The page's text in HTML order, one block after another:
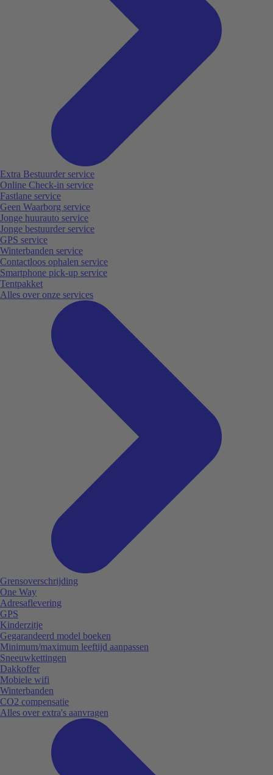
Extra Bestuurder service
Online Check-in service
Fastlane service
Geen Waarborg service
Jonge huurauto service
Jonge bestuurder service
GPS service
Winterbanden service
Contactloos ophalen service
Smartphone pick-up service
Tentpakket
Alles over onze services
Grensoverschrijding
One Way
Adresaflevering
GPS
Kinderzitje
Gegarandeerd model boeken
Minimum/maximum leeftijd aanpassen
Sneeuwkettingen
Dakkoffer
Mobiele wifi
Winterbanden
CO2 compensatie
Alles over extra's aanvragen